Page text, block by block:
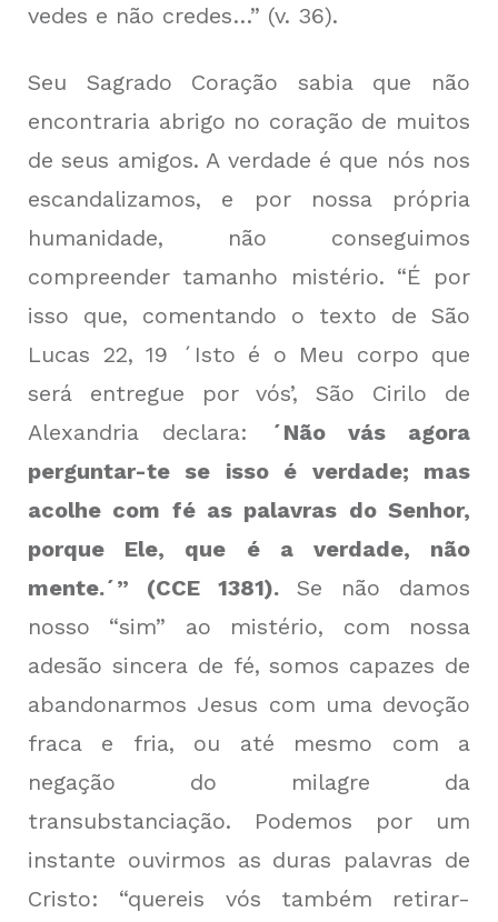
vedes e não credes…” (v. 36).
Seu Sagrado Coração sabia que não
encontraria abrigo no coração de muitos
de seus amigos. A verdade é que nós nos
escandalizamos, e por nossa própria
humanidade, não conseguimos
compreender tamanho mistério. “É por
isso que, comentando o texto de São
Lucas 22, 19 ´Isto é o Meu corpo que
será entregue por vós’, São Cirilo de
Alexandria declara:
´Não vás agora
perguntar-te se isso é verdade; mas
acolhe com fé as palavras do Senhor,
porque Ele, que é a verdade, não
mente.´” (CCE 1381).Se não damos
nosso “sim” ao mistério, com nossa
adesão sincera de fé, somos capazes de
abandonarmos Jesus com uma devoção
fraca e fria, ou até mesmo com a
negação do milagre da
transubstanciação. Podemos por um
instante ouvirmos as duras palavras de
Cristo: “quereis vós também retirar-